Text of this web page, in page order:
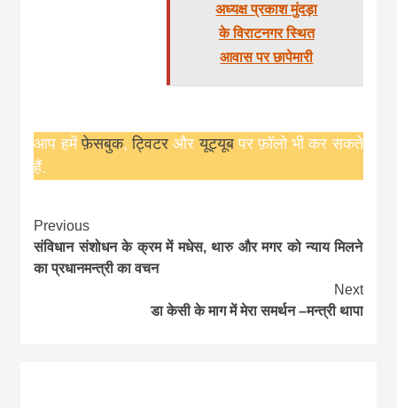
अध्यक्ष प्रकाश मुंदड़ा
के विराटनगर स्थित
आवास पर छापेमारी
आप हमेंफ़ेसबुक,ट्विटरऔरयूट्यूबपर फ़ॉलो भी कर सकते
हैं.
Continue
Reading
Previous
संविधान संशोधन के क्रम में मधेस, थारु और मगर को न्याय मिलने
का प्रधानमन्त्री का वचन
Next
डा केसी के माग में मेरा समर्थन –मन्त्री थापा